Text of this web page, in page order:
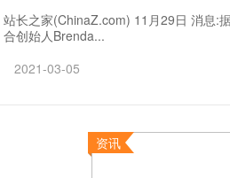
站长之家(ChinaZ.com) 11月29日 消息:
合创始人Brenda...
2021-03-05
资讯